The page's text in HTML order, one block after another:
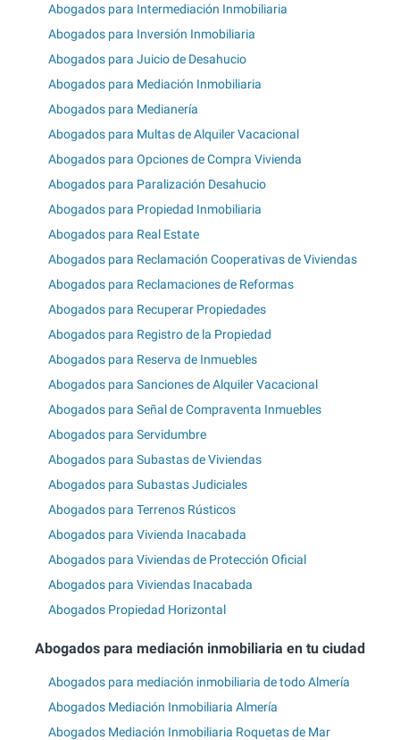
Abogados para Intermediación Inmobiliaria
Abogados para Inversión Inmobiliaria
Abogados para Juicio de Desahucio
Abogados para Mediación Inmobiliaria
Abogados para Medianería
Abogados para Multas de Alquiler Vacacional
Abogados para Opciones de Compra Vivienda
Abogados para Paralización Desahucio
Abogados para Propiedad Inmobiliaria
Abogados para Real Estate
Abogados para Reclamación Cooperativas de Viviendas
Abogados para Reclamaciones de Reformas
Abogados para Recuperar Propiedades
Abogados para Registro de la Propiedad
Abogados para Reserva de Inmuebles
Abogados para Sanciones de Alquiler Vacacional
Abogados para Señal de Compraventa Inmuebles
Abogados para Servidumbre
Abogados para Subastas de Viviendas
Abogados para Subastas Judiciales
Abogados para Terrenos Rústicos
Abogados para Vivienda Inacabada
Abogados para Viviendas de Protección Oficial
Abogados para Viviendas Inacabada
Abogados Propiedad Horizontal
Abogados para mediación inmobiliaria en tu ciudad
Abogados para mediación inmobiliaria de todo Almería
Abogados Mediación Inmobiliaria Almería
Abogados Mediación Inmobiliaria Roquetas de Mar